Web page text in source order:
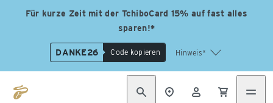
Für kurze Zeit mit der TchiboCard 15% auf fast alles
sparen!*
DANKE26 Code kopieren Hinweis*